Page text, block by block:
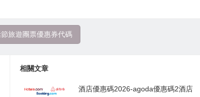
旅遊團票優惠券代碼
相關文章
酒店優惠碼2026-agoda優惠碼2酒店